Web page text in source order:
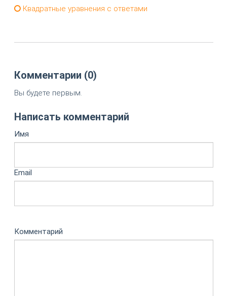
Квадратные уравнения с ответами
Комментарии (0)
Вы будете первым.
Написать комментарий
Имя
Email
Комментарий